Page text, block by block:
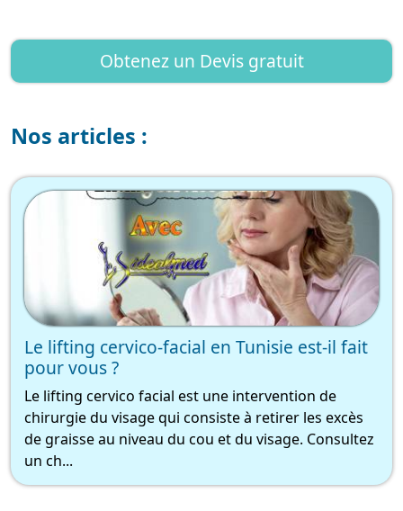
Obtenez un Devis gratuit
Nos articles :
Le lifting cervico-facial en Tunisie est-il fait
pour vous ?
Le lifting cervico facial est une intervention de
chirurgie du visage qui consiste à retirer les excès
de graisse au niveau du cou et du visage. Consultez
un ch...